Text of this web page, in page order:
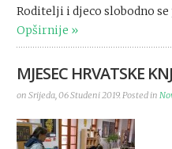
Roditelji i djeco slobodno
Opširnije
MJESEC HRVATSKE
on Srijeda, 06 Studeni 2019. Posted in